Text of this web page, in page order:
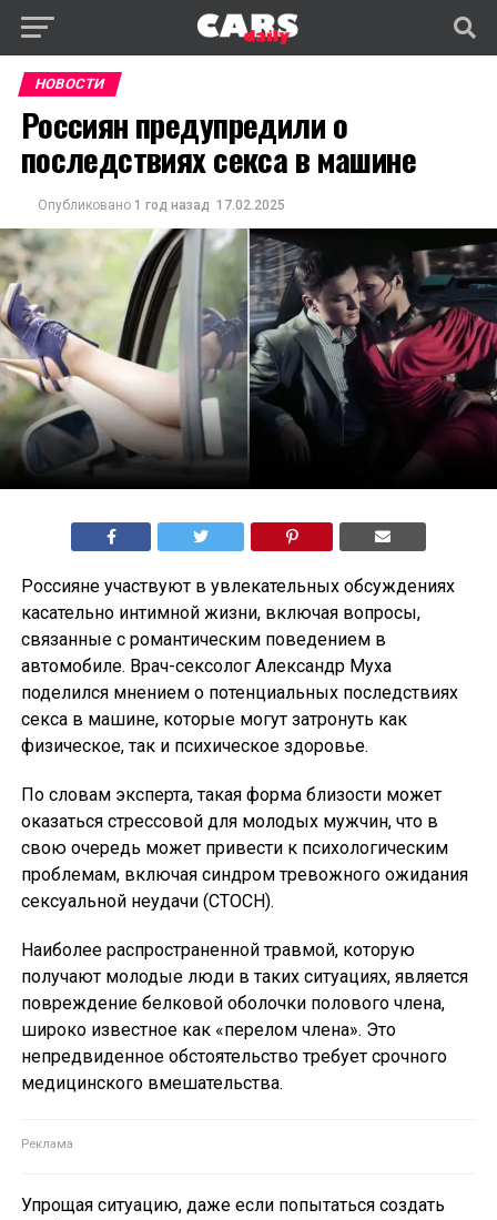
НОВОСТИ
Россиян предупредили о
последствиях секса в машине
Опубликовано 1 год назад 17.02.2025
Россияне участвуют в увлекательных обсуждениях
касательно интимной жизни, включая вопросы,
связанные с романтическим поведением в
автомобиле. Врач-сексолог Александр Муха
поделился мнением о потенциальных последствиях
секса в машине, которые могут затронуть как
физическое, так и психическое здоровье.
По словам эксперта, такая форма близости может
оказаться стрессовой для молодых мужчин, что в
свою очередь может привести к психологическим
проблемам, включая синдром тревожного ожидания
сексуальной неудачи (СТОСН).
Наиболее распространенной травмой, которую
получают молодые люди в таких ситуациях, является
повреждение белковой оболочки полового члена,
широко известное как «перелом члена». Это
непредвиденное обстоятельство требует срочного
медицинского вмешательства.
Упрощая ситуацию, даже если попытаться создать